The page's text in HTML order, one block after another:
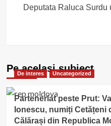
Deputata Raluca Surdu
Pe acelasi subiect
De interes Uncategorized
Parteneriat peste Prut:
Ionescu, numiți Cetățeni
Călărași din Republica